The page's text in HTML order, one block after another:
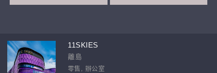
11SKIES
離島
零售, 辦公室